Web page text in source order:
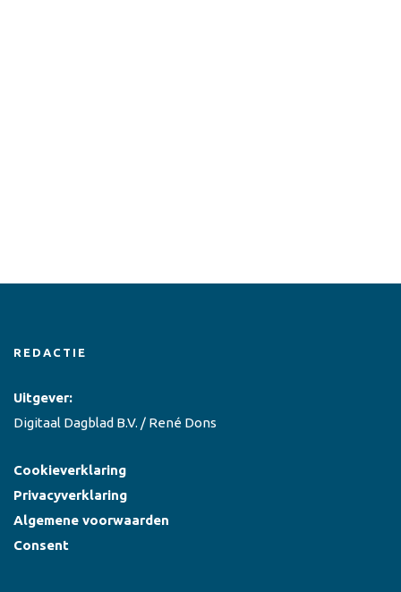
REDACTIE
Uitgever:
Digitaal Dagblad B.V. / René Dons
Cookieverklaring
Privacyverklaring
Algemene voorwaarden
Consent